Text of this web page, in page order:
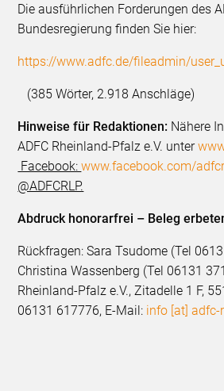
Die ausführlichen Forderungen des
Bundesregierung finden Sie hier:
https://www.adfc.de/fileadmin/
(385 Wörter, 2.918 Anschläge)
Hinweise für Redaktionen: Nähere
ADFC Rheinland-Pfalz e.V. unter
Facebook:www.facebook.com/
@ADFCRLP.
Abdruck honorarfrei – Beleg
Rückfragen: Sara Tsudome (Tel
Christina Wassenberg (Tel 06131
Rheinland-Pfalz e.V., Zitadelle 1 F,
06131 617776, E-Mail: info [at] adfc-